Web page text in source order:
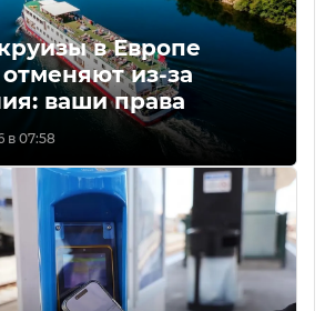
в Европе
из-за
ваши права
в 07:58